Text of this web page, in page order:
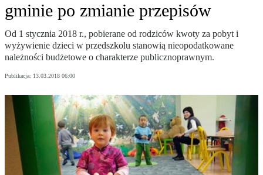
gminie po zmianie przepisów
Od 1 stycznia 2018 r., pobierane od rodziców kwoty za pobyt i
wyżywienie dzieci w przedszkolu stanowią nieopodatkowane
należności budżetowe o charakterze publicznoprawnym.
Publikacja: 13.03.2018 06:00